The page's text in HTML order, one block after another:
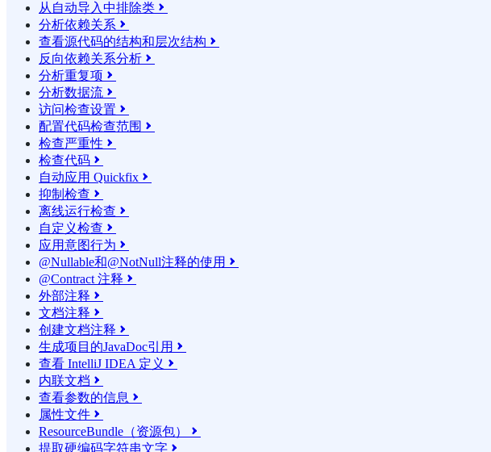
从自动导入中排除类 
分析依赖关系 
查看源代码的结构和层次结构 
反向依赖关系分析 
分析重复项 
分析数据流 
访问检查设置 
配置代码检查范围 
检查严重性 
检查代码 
自动应用 Quickfix 
抑制检查 
离线运行检查 
自定义检查 
应用意图行为 
@Nullable和@NotNull注释的使用 
@Contract 注释 
外部注释 
文档注释 
创建文档注释 
生成项目的JavaDoc引用 
查看 IntelliJ IDEA 定义 
内联文档 
查看参数的信息 
属性文件 
ResourceBundle（资源包） 
提取硬编码字符串文字 